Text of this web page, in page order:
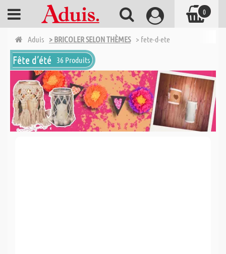
Aduis > BRICOLER SELON THÈMES > fete-d-ete
Fête d’été 36 Produits
0